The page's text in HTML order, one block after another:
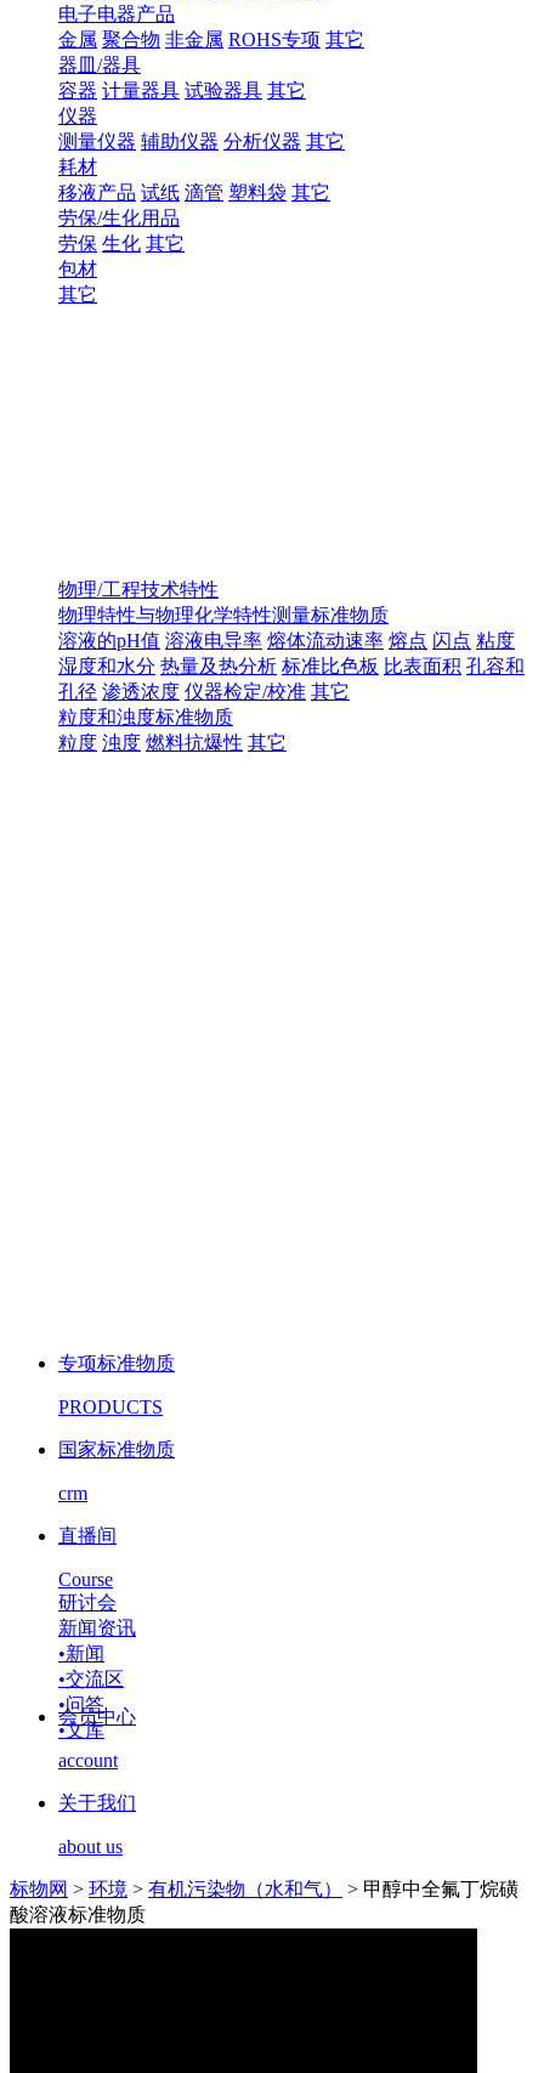
电子电器产品
金属 聚合物 非金属 ROHS专项 其它
器皿/器具
容器 计量器具 试验器具 其它
仪器
测量仪器 辅助仪器 分析仪器 其它
耗材
移液产品 试纸 滴管 塑料袋 其它
劳保/生化用品
劳保 生化 其它
包材
其它
物理/工程技术特性
物理特性与物理化学特性测量标准物质
溶液的pH值 溶液电导率 熔体流动速率 熔点 闪点 粘度
湿度和水分 热量及热分析 标准比色板 比表面积 孔容和
孔径 渗透浓度 仪器检定/校准 其它
粒度和浊度标准物质
粒度 浊度 燃料抗爆性 其它
专项标准物质
PRODUCTS
国家标准物质
crm
直播间
Course
研讨会
新闻资讯
•新闻
•交流区
•问答
•文库
会员中心
account
关于我们
about us
标物网 > 环境 > 有机污染物（水和气） > 甲醇中全氟丁烷磺
酸溶液标准物质